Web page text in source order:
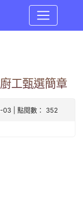
工甄選簡章
| 點閱數： 352